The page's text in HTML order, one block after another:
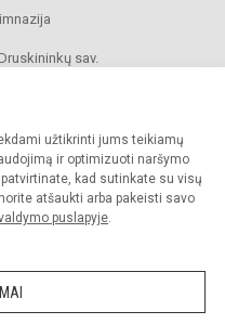
užtikrinti jums teikiamų
ir optimizuoti naršymo
kad sutinkate su visų
atšaukti arba pakeisti savo
puslapyje.
sav.
sutikimo griežtai draudžiama.
Slapukų valdymas